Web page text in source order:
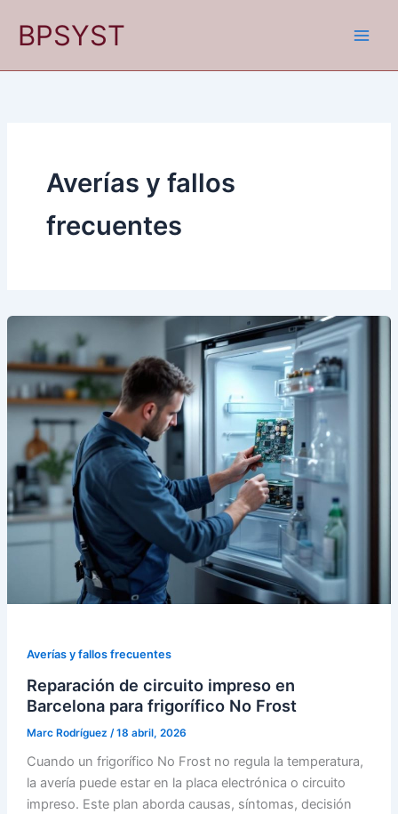
BPSYST
Averías y fallos
frecuentes
Averías y fallos frecuentes
Reparación de circuito impreso en
Barcelona para frigorífico No Frost
Marc Rodríguez /18 abril, 2026
Cuando un frigorífico No Frost no regula la temperatura,
la avería puede estar en la placa electrónica o circuito
impreso. Este plan aborda causas, síntomas, decisión